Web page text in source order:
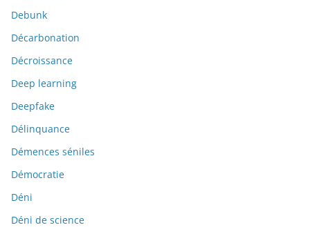
Debunk
Décarbonation
Décroissance
Deep learning
Deepfake
Délinquance
Démences séniles
Démocratie
Déni
Déni de science